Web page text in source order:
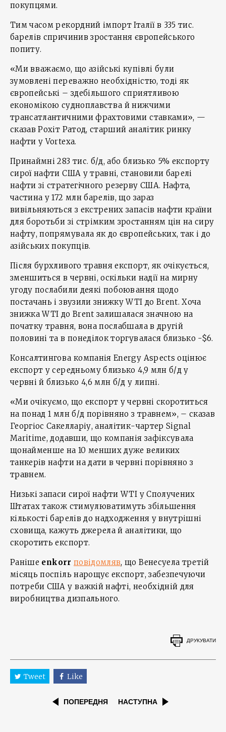
покупцями.
Тим часом рекордний імпорт Італії в 335 тис.
барелів спричинив зростання європейського
попиту.
«Ми вважаємо, що азійські купівлі були
зумовлені переважно необхідністю, тоді як
європейські – здебільшого сприятливою
економікою судноплавства й нижчими
трансатлантичними фрахтовими ставками», —
сказав Рохіт Ратод, старший аналітик ринку
нафти у Vortexa.
Принаймні 283 тис. б/д, або близько 5% експорту
сирої нафти США у травні, становили барелі
нафти зі стратегічного резерву США. Нафта,
частина у 172 млн барелів, що зараз
вивільняються з екстрених запасів нафти країни
для боротьби зі стрімким зростанням цін на сиру
нафту, попрямувала як до європейських, так і до
азійських покупців.
Після бурхливого травня експорт, як очікується,
зменшиться в червні, оскільки надії на мирну
угоду послабили деякі побоювання щодо
постачань і звузили знижку WTI до Brent. Хоча
знижка WTI до Brent залишалася значною на
початку травня, вона послабшала в другій
половині та в понеділок торгувалася близько -$6.
Консалтингова компанія Energy Aspects оцінює
експорт у середньому близько 4,9 млн б/д у
червні й близько 4,6 млн б/д у липні.
«Ми очікуємо, що експорт у червні скоротиться
на понад 1 млн б/д порівняно з травнем», – сказав
Георгіос Сакелларіу, аналітик-чартер Signal
Maritime, додавши, що компанія зафіксувала
щонайменше на 10 менших дуже великих
танкерів нафти на дати в червні порівняно з
травнем.
Низькі запаси сирої нафти WTI у Сполучених
Штатах також стимулюватимуть збільшення
кількості барелів до надходження у внутрішні
сховища, кажуть джерела й аналітики, що
скоротить експорт.
Раніше enkorr повідомляв, що Венесуела третій
місяць поспіль нарощує експорт, забезпечуючи
потреби США у важкій нафті, необхідній для
виробництва дизпального.
ДРУКУВАТИ
Tweet Like
ПОПЕРЕДНЯ НАСТУПНА